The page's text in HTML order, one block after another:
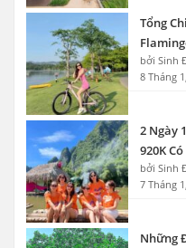
Tổng
bởi Sinh
8 Tháng
2 Ngày
920K
bởi Sinh
7 Tháng
Những